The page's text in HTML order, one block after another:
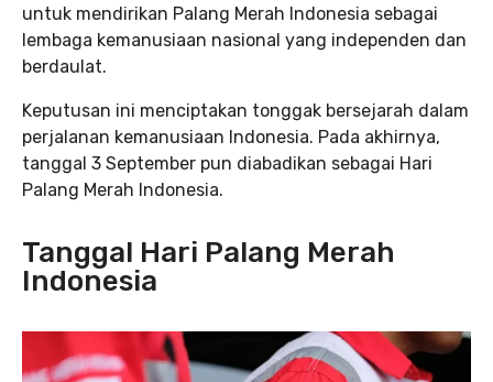
untuk mendirikan Palang Merah Indonesia sebagai
lembaga kemanusiaan nasional yang independen dan
berdaulat.
Keputusan ini menciptakan tonggak bersejarah dalam
perjalanan kemanusiaan Indonesia. Pada akhirnya,
tanggal 3 September pun diabadikan sebagai Hari
Palang Merah Indonesia.
Tanggal Hari Palang Merah
Indonesia